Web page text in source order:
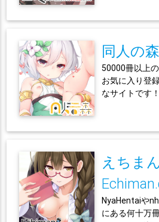
同人の森
50000冊以上
お気に入り登
なサイトです！
えちま
NyaHentaiや
にある何十万